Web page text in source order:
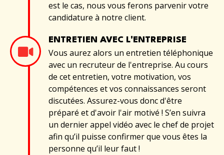
est le cas, nous vous ferons parvenir votre
candidature à notre client.
ENTRETIEN AVEC L'ENTREPRISE
Vous aurez alors un entretien téléphonique
avec un recruteur de l'entreprise. Au cours
de cet entretien, votre motivation, vos
compétences et vos connaissances seront
discutées. Assurez-vous donc d'être
préparé et d'avoir l'air motivé ! S’en suivra
un dernier appel vidéo avec le chef de projet
afin qu’il puisse confirmer que vous êtes la
personne qu’il leur faut !